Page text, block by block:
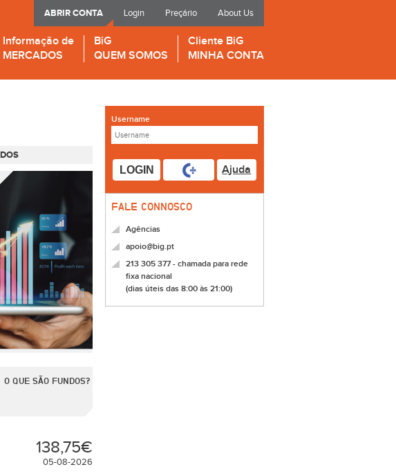
Login Preçário About Us
ABRIR CONTA
Informação de
MERCADOS
BiG
QUEM SOMOS
Cliente BiG
MINHA CONTA
O QUE SÃO FUNDOS?
138,75€
05-08-2026
Username
LOGIN Ajuda
FALE CONNOSCO
Agências
apoio@big.pt
213 305 377 - chamada para rede
fixa nacional
(dias úteis das 8:00 às 21:00)